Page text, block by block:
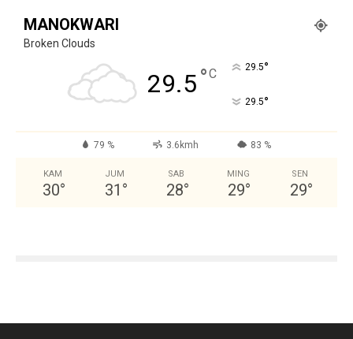
MANOKWARI
Broken Clouds
29.5°C 29.5°
29.5°
79 % 3.6kmh 83 %
KAM
30°
JUM
31 °
SAB
28°
MING
29°
SEN
29°